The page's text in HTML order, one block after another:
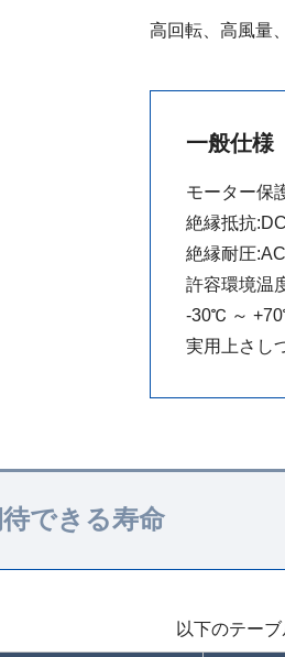
高回転、高風量
一般仕様
モーター保
絶縁抵抗
絶縁耐圧
許容環境温
-30℃ ～
実用上さし
以下のテー
できる寿命